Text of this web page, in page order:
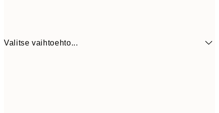
Valitse vaihtoehto...